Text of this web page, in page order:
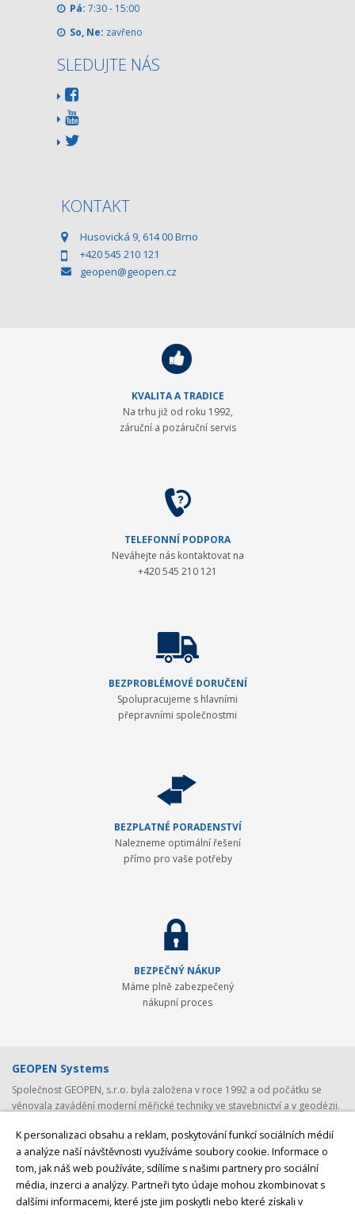
Pá: 7:30 - 15:00
So, Ne: zavřeno
SLEDUJTE NÁS
KONTAKT
Husovická 9, 614 00 Brno
+420 545 210 121
geopen@geopen.cz
K personalizaci obsahu a reklam, poskytování funkcí sociálních médií
a analýze naší návštěvnosti využíváme soubory cookie. Informace o
tom, jak náš web používáte, sdílíme s našimi partnery pro sociální
média, inzerci a analýzy. Partneři tyto údaje mohou zkombinovat s
dalšími informacemi, které jste jim poskytli nebo které získali v
KVALITA A TRADICE
Na trhu již od roku 1992,
záruční a pozáruční servis
TELEFONNÍ PODPORA
Neváhejte nás kontaktovat na
+420 545 210 121
BEZPROBLÉMOVÉ DORUČENÍ
Spolupracujeme s hlavními
přepravními společnostmi
BEZPLATNÉ PORADENSTVÍ
Nalezneme optimální řešení
přímo pro vaše potřeby
BEZPEČNÝ NÁKUP
Máme plně zabezpečený
nákupní proces
GEOPEN Systems
Společnost GEOPEN, s.r.o. byla založena v roce 1992 a od počátku se
věnovala zavádění moderní měřické techniky ve stavebnictví a v geodézii.
přední japonský výrobce (nejen) geodetické techniky. Postupem času byla
nabídka rozšířena o spolehlivá laserová zařízení Laser Alignment a
Mikrofyn. S rozvojem satelitních systémů jsme v roce 2008 navázali
spolupráci se společností Javad GNSS, světovým producentem GNSS
přijímačů a GNSS anténz USA. V posledních letech byly do naší nabídky